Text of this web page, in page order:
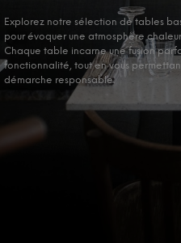
Explorez notre sélection de tables
pour évoquer une atmosphère
Chaque table incarne une fusion
fonctionnalité, tout en vous
démarche responsable.